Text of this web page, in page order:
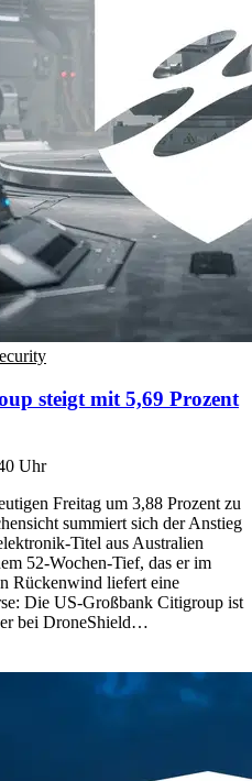
steigt mit 5,69 Prozent
Uhr
Freitag um 3,88 Prozent zu
summiert sich der Anstieg
Titel aus Australien
52-Wochen-Tief, das er im
Rückenwind liefert eine
Die US-Großbank Citigroup ist
bei DroneShield…